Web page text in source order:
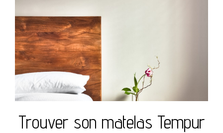
Trouver son matelas Tempur